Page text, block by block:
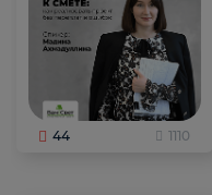
44 1110